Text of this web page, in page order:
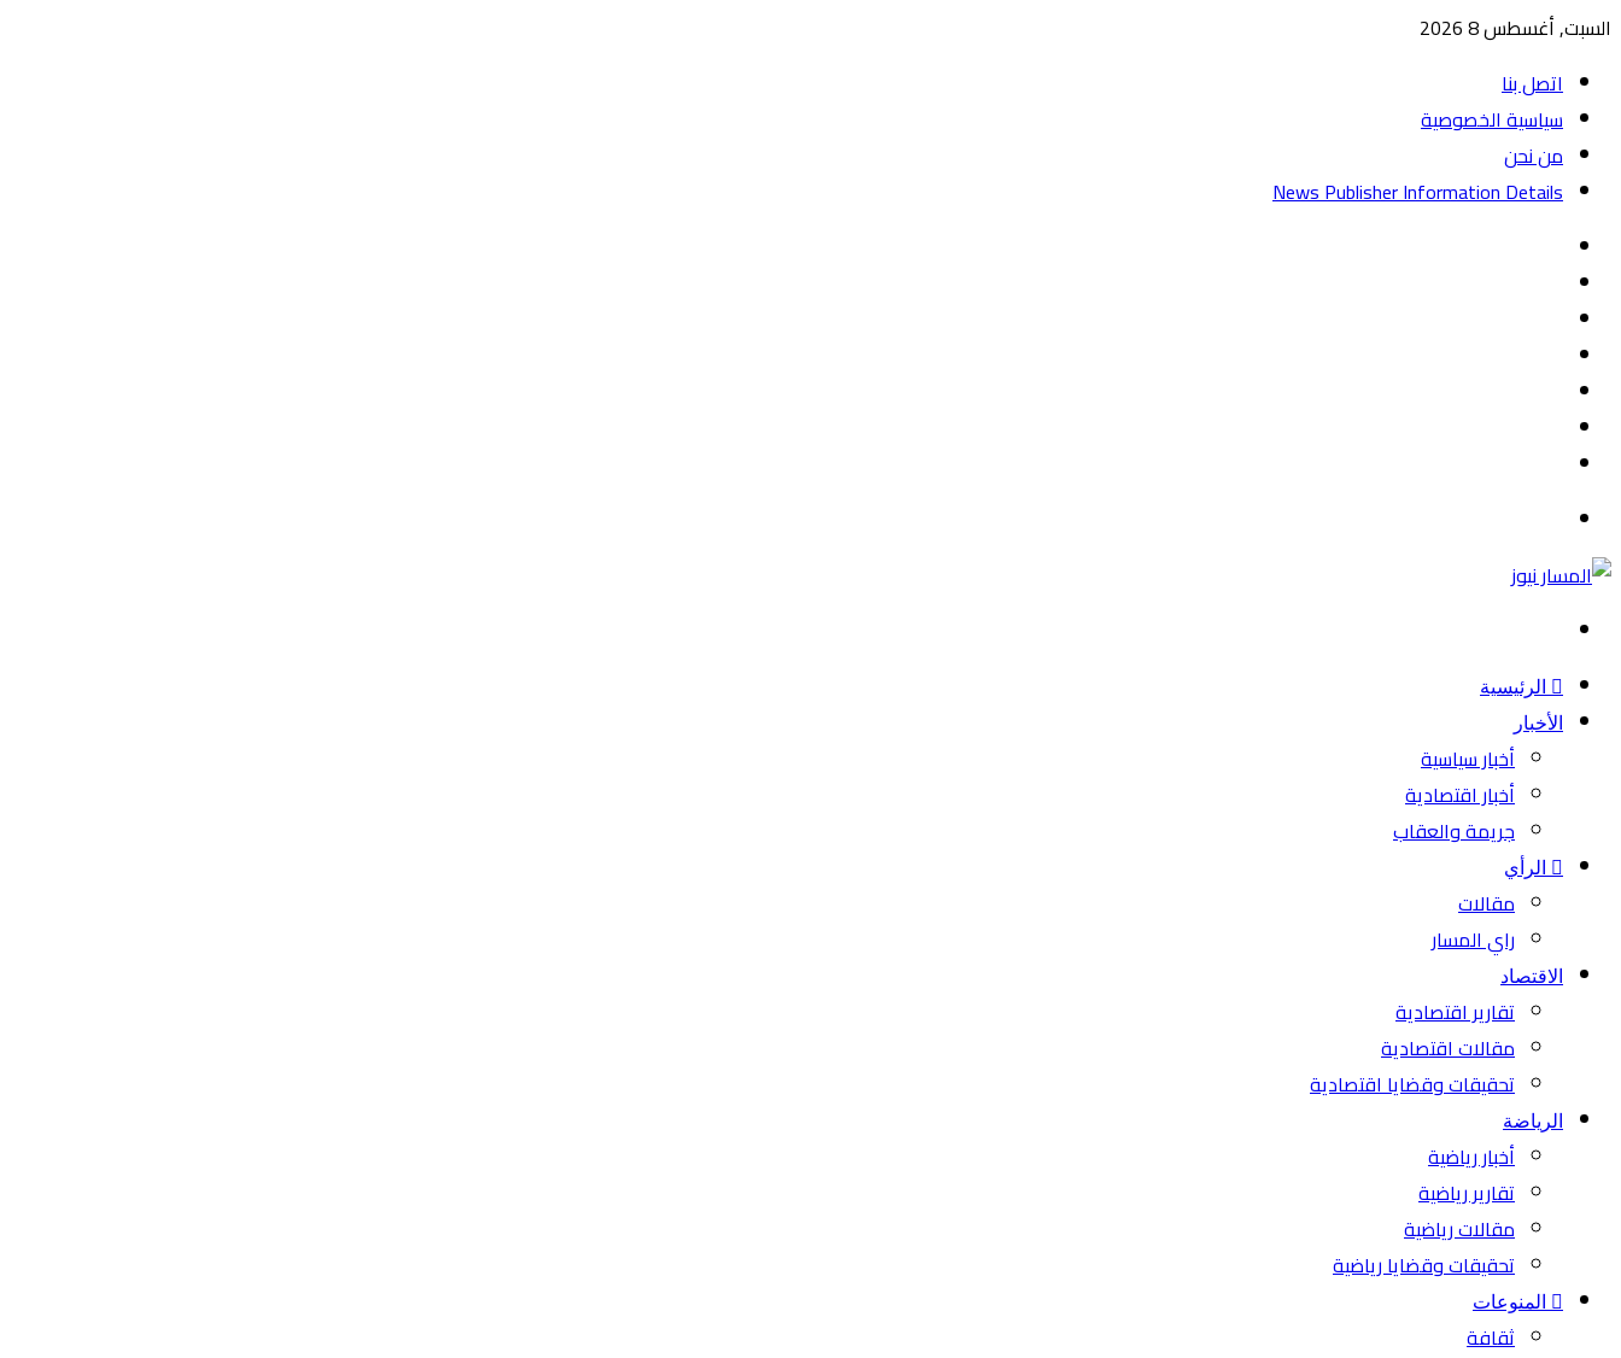
السبت, أغسطس 8 2026
اتصل بنا
سياسية الخصوصية
من نحن
News Publisher Information Details
الرئيسية
الأخبار
أخبار سياسية
أخبار اقتصادية
جريمة والعقاب
الرأي
مقالات
راي المسار
الاقتصاد
تقارير اقتصادية
مقالات اقتصادية
تحقيقات وقضايا اقتصادية
الرياضة
أخبار رياضية
تقارير رياضية
مقالات رياضية
تحقيقات وقضايا رياضية
المنوعات
ثقافة